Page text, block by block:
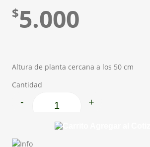
$5.000
Altura de planta cercana a los 50 cm
Cantidad
Peumo cantidad
- +